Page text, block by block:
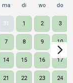
ma di wo do
31 1 2 3
7 8 9 10
14 15 16 17
21 22 23 24